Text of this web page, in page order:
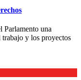
Parlamento una
y los proyectos